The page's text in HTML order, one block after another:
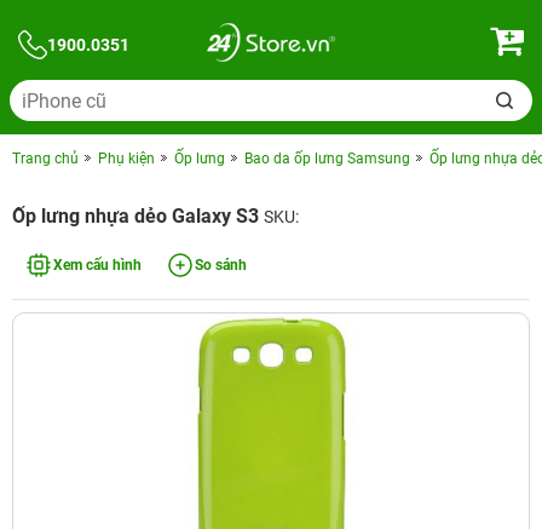
1900.0351
Trang chủ Phụ kiện Ốp lưng Bao da ốp lưng Samsung Ốp lưng nhựa
Ốp lưng nhựa dẻo Galaxy S3 SKU:
Xem cấu hình So sánh